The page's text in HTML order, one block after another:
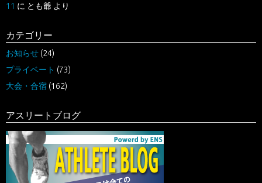
11 に とも爺 より
カテゴリー
お知らせ (24)
プライベート (73)
大会・合宿 (162)
アスリートブログ